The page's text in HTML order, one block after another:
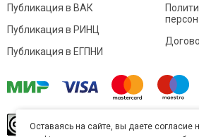
Публикация в ВАК
Публикация в РИНЦ
Публикация в ЕГПНИ
произведение
Оставаясь на сайте, вы даете согласие